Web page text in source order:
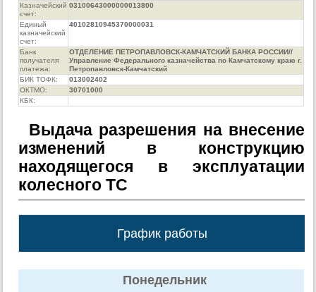
Казначейский
счет:
03100643000000013800
Единый
казначейский
счет:
40102810945370000031
Банк
получателя
платежа:
ОТДЕЛЕНИЕ ПЕТРОПАВЛОВСК-КАМЧАТСКИЙ БАНКА РОССИИ//
Управление Федерального казначейства по Камчатскому краю г.
Петропавловск-Камчатский
БИК ТОФК:
013002402
ОКТМО:
30701000
КБК:
Выдача разрешения на внесение
изменений в конструкцию
находящегося в эксплуатации
колесного ТС
График работы
Понедельник